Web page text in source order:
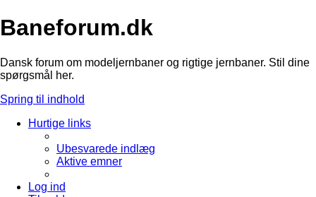
Baneforum.dk
Dansk forum om modeljernbaner og rigtige jernbaner. Stil dine
spørgsmål her.
Spring til indhold
Hurtige links
Ubesvarede indlæg
Aktive emner
Log ind